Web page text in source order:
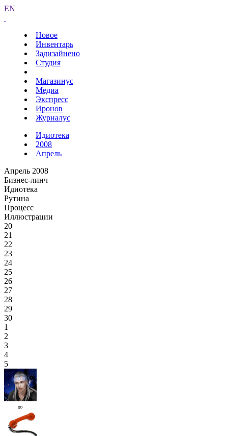
EN
Новое
Инвентарь
Задизайнено
Студия
Магазинус
Медиа
Экспресс
Иронов
Журналус
Идиотека
2008
Апрель
Апрель 2008
Бизнес-линч
Идиотека
Рутина
Процесс
Иллюстрации
20
21
22
23
24
25
26
27
28
29
30
1
2
3
4
5